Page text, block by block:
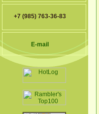
+7 (985) 763-36-83
E-mail